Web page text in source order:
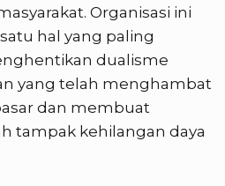
Organisasi ini
hal yang paling
dualisme
yang telah menghambat
dan membuat
tampak kehilangan daya